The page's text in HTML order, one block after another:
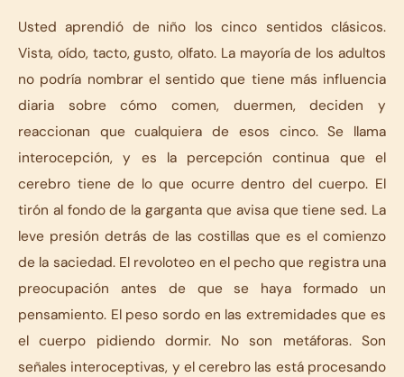
Usted aprendió de niño los cinco sentidos clásicos.
Vista, oído, tacto, gusto, olfato. La mayoría de los adultos
no podría nombrar el sentido que tiene más influencia
diaria sobre cómo comen, duermen, deciden y
reaccionan que cualquiera de esos cinco. Se llama
interocepción, y es la percepción continua que el
cerebro tiene de lo que ocurre dentro del cuerpo. El
tirón al fondo de la garganta que avisa que tiene sed. La
leve presión detrás de las costillas que es el comienzo
de la saciedad. El revoloteo en el pecho que registra una
preocupación antes de que se haya formado un
pensamiento. El peso sordo en las extremidades que es
el cuerpo pidiendo dormir. No son metáforas. Son
señales interoceptivas, y el cerebro las está procesando